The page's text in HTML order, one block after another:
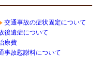
交通事故の症状固定について
後遺症について
療費
事故慰謝料について